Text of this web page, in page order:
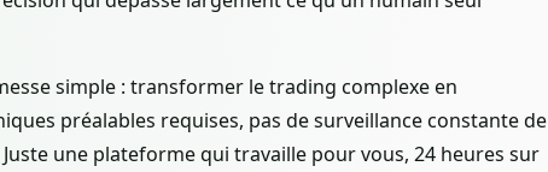
simple : transformer le trading complexe en
préalables requises, pas de surveillance constante de
une plateforme qui travaille pour vous, 24 heures sur